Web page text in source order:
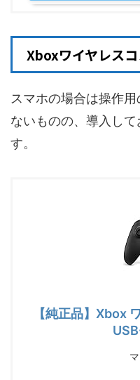
Xboxワイヤレス
スマホの場合は操作
ないものの、導入し
す。
【純正品】Xbox